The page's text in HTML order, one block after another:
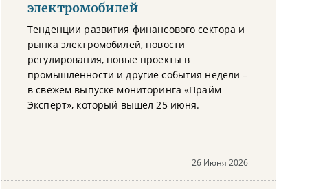
электромобилей
Тенденции развития финансового сектора и
рынка электромобилей, новости
регулирования, новые проекты в
промышленности и другие события недели –
в свежем выпуске мониторинга «Прайм
Эксперт», который вышел 25 июня.
26 Июня 2026